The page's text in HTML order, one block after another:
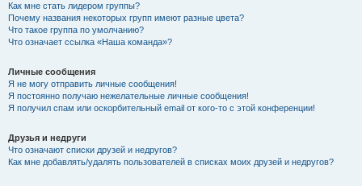
Как мне стать лидером группы?
Почему названия некоторых групп имеют разные цвета?
Что такое группа по умолчанию?
Что означает ссылка «Наша команда»?
Личные сообщения
Я не могу отправить личные сообщения!
Я постоянно получаю нежелательные личные сообщения!
Я получил спам или оскорбительный email от кого-то с этой конференции!
Друзья и недруги
Что означают списки друзей и недругов?
Как мне добавлять/удалять пользователей в списках моих друзей и недругов?